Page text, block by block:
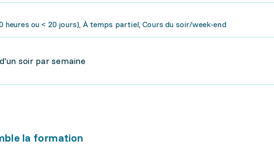
heures ou < 20 jours), À temps partiel, Cours du soir/week-end
soir par semaine
la formation